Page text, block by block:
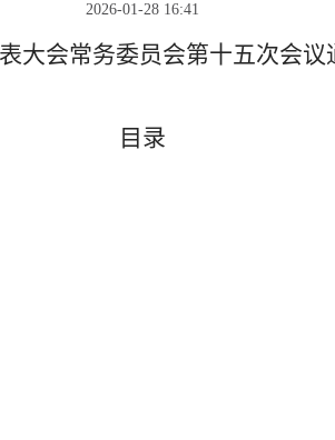
2026-01-28 16:41
大会常务委员会第十五次会议
目录